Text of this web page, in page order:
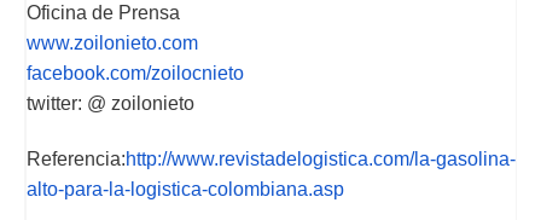
Oficina de Prensa
www.zoilonieto.com
facebook.com/zoilocnieto
twitter: @ zoilonieto
Referencia:http://www.revistadelogistica.com/la-gasolina-
alto-para-la-logistica-colombiana.asp